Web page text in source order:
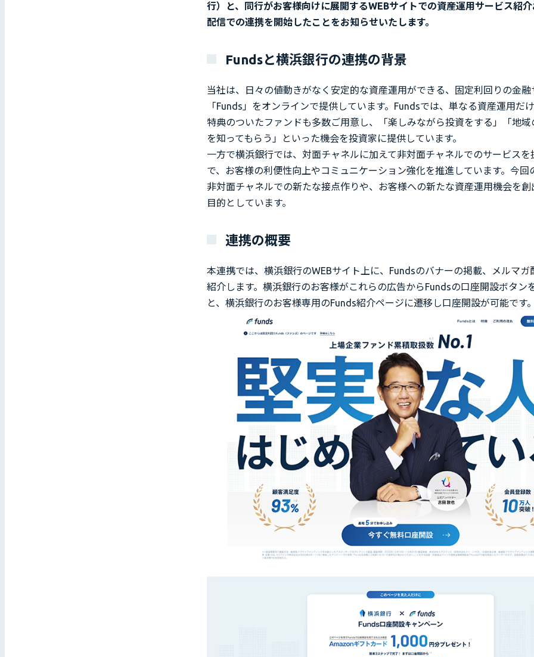
行）と、同行がお客様向けに展開するWEBサイトでの資産運用サービス紹
配信での連携を開始したことをお知らせいたします。
Fundsと横浜銀行の連携の背景
当社は、日々の値動きがなく安定的な資産運用ができる、固定利回りの金融
「Funds」をオンラインで提供しています。Fundsでは、単なる資産運用だ
特典のついたファンドも多数ご用意し、「楽しみながら投資をする」「地
を知ってもらう」といった機会を投資家に提供しています。
一方で横浜銀行では、対面チャネルに加えて非対面チャネルでのサービスを
で、お客様の利便性向上やコミュニケーション強化を推進しています。今回
非対面チャネルでの新たな接点作りや、お客様への新たな資産運用機会を創
目的としています。
連携の概要
本連携では、横浜銀行のWEBサイト上に、Fundsのバナーの掲載、メルマガ
紹介します。横浜銀行のお客様がこれらの広告からFundsの口座開設ボタン
と、横浜銀行のお客様専用のFunds紹介ページに遷移し口座開設が可能です